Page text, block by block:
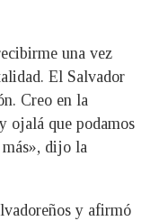
una vez
El Salvador
Creo en la
ojalá que podamos
dijo la
y afirmó